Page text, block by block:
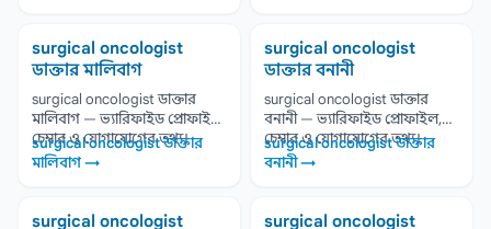
surgical oncologist
ডাক্তার মালিবাগ
surgical oncologist ডাক্তার
মালিবাগ — ভ্যারিফাইড প্রোফাইল,
চেম্বার ও যোগাযোগের তথ্য।
surgical oncologist ডাক্তার
মালিবাগ →
surgical oncologist
ডাক্তার বনানী
surgical oncologist ডাক্তার
বনানী — ভ্যারিফাইড প্রোফাইল,
চেম্বার ও যোগাযোগের তথ্য।
surgical oncologist ডাক্তার
বনানী →
surgical oncologist
surgical oncologist